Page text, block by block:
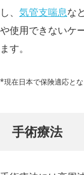
し、 気管支喘息な
や使用できないケ
ます。
*現在日本で保険適応と
手術療法